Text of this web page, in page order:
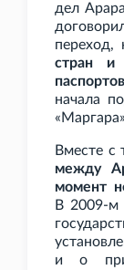
дел
стран и
паспортов
начала
Вместе с
между
момент
В 2009-
и о